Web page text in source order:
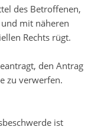
des Betroffenen,
mit näheren
Rechts rügt.
den Antrag
zu verwerfen.
ist